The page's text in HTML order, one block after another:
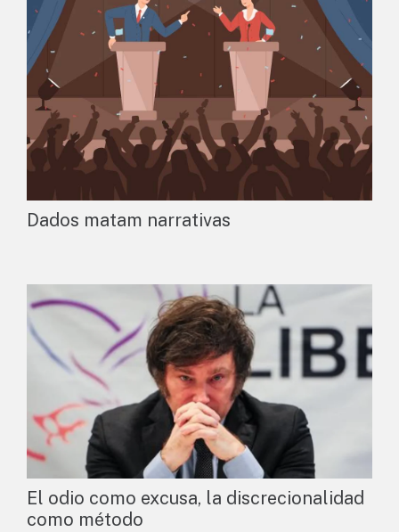
Dados matam narrativas
El odio como excusa, la discrecionalidad
como método